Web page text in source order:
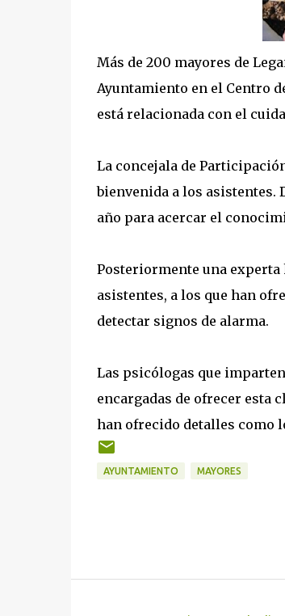
Más de 200 mayores de
Ayuntamiento en el Centro
está relacionada con el
La concejala de
bienvenida a los asistentes.
año para acercar el
Posteriormente una experta
asistentes, a los que han
detectar signos de alarma.
Las psicólogas que
encargadas de ofrecer esta
han ofrecido detalles como
AYUNTAMIENTO MAYORES